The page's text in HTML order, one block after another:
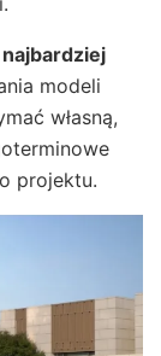
modeli
własną,
projektu.